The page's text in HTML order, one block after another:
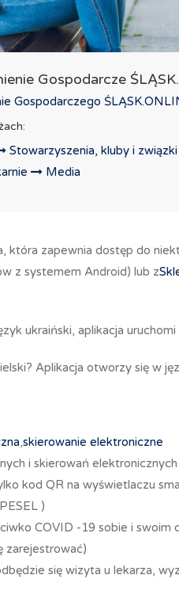
Gospodarcze
Gospodarczego
Stowarzyszenia, kluby i związki
Media
która zapewnia dostęp do
z systemem Android) lub z
ukraiński, aplikacja
Aplikacja otworzy się w
,skierowanie elektroniczne
i skierowań elektronicznych
kod QR na wyświetlaczu
PESEL)
COVID -19 sobie i swoim
zarejestrować)
się wizyta u lekarza,